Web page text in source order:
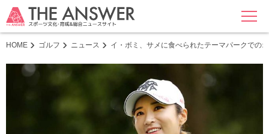
MENU
HOME ゴルフ ニュース イ・ボミ、サメに食べられたテーマパークでの